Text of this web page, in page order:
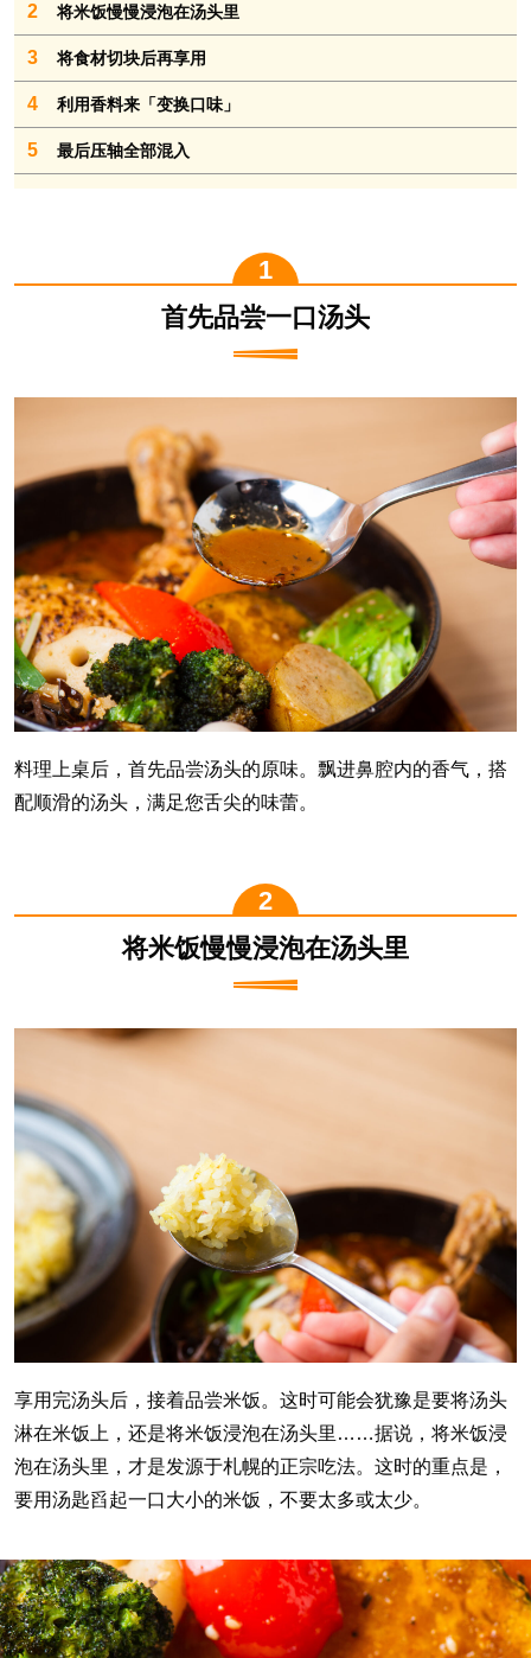
2 将米饭慢慢浸泡在汤头里
3 将食材切块后再享用
4 利用香料来「变换口味」
5 最后压轴全部混入
首先品尝一口汤头
料理上桌后，首先品尝汤头的原味。飘进鼻腔内的香气，搭
配顺滑的汤头，满足您舌尖的味蕾。
将米饭慢慢浸泡在汤头里
享用完汤头后，接着品尝米饭。这时可能会犹豫是要将汤头
淋在米饭上，还是将米饭浸泡在汤头里……据说，将米饭浸
泡在汤头里，才是发源于札幌的正宗吃法。这时的重点是，
要用汤匙舀起一口大小的米饭，不要太多或太少。